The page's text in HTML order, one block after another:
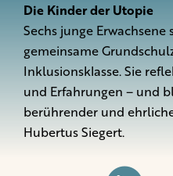
Die Kinder der Utopie
Sechs junge
gemeinsame
Inklusionsklasse. Sie
und Erfahrungen – und
berührender und
Hubertus Siegert.